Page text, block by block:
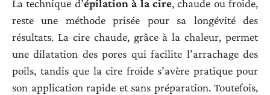
La technique d’épilation à la cire, chaude ou froide,
reste une méthode prisée pour sa longévité des
résultats. La cire chaude, grâce à la chaleur, permet
une dilatation des pores qui facilite l’arrachage des
poils, tandis que la cire froide s’avère pratique pour
son application rapide et sans préparation. Toutefois,